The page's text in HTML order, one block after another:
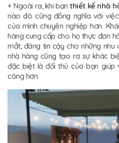
+ Ngoài ra, khi bạn thiết kế nhà
nào đó cũng đồng nghĩa với
của mình chuyên nghiệp hơn.
hàng cung cấp cho họ thực đơn
mắt, đáng tin cậy cho những nhu
nhà hàng cũng tạo ra sự khác
đặc biệt là đối thủ của bạn giúp
công hơn.